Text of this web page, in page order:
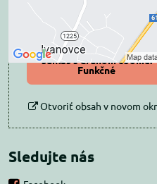
Povoliť tentokrát
Povoliť a zapamätať -
súhlas s druhom cookie:
Funkčné
Otvoriť obsah v novom
Sledujte nás